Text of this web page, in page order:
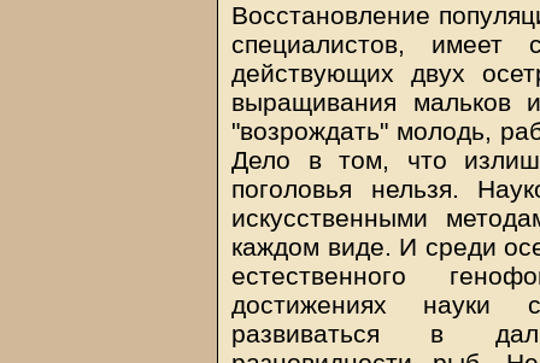
Восстановление
специалистов, имеет
действующих двух
выращивания мальков
"возрождать" молодь,
Дело в том, что
поголовья нельзя.
искусственными
каждом виде. И среди
естественного
достижениях науки
развиваться в